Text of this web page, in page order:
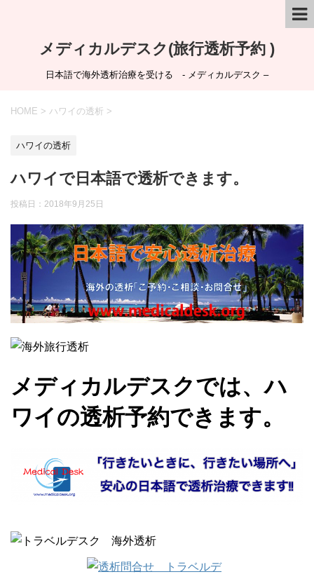
メディカルデスク(旅行透析予約 )
日本語で海外透析治療を受ける - メディカルデスク –
HOME > ハワイの透析 >
ハワイの透析
ハワイで日本語で透析できます。
投稿日： 2018年9月25日
メディカルデスクでは、ハ
ワイの透析予約できます。